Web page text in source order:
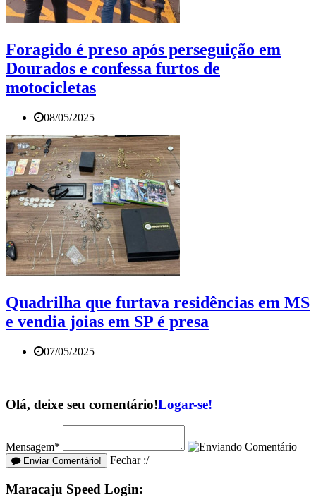
Foragido é preso após perseguição em
Dourados e confessa furtos de
motocicletas
08/05/2025
Quadrilha que furtava residências em MS
e vendia joias em SP é presa
07/05/2025
Olá, deixe seu comentário!Logar-se!
Mensagem*
Enviar Comentário! Fechar :/
Maracaju Speed Login: